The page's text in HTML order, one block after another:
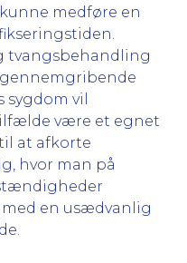
medføre en
tvangsbehandling
vil
være et egnet
at afkorte
hvor man på
en usædvanlig